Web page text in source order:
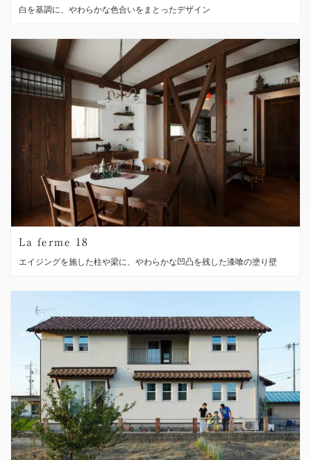
白を基調に、やわらかな色合いをまとったデザイン
La ferme 18
エイジングを施した柱や梁に、やわらかな凹凸を残した漆喰の塗り壁